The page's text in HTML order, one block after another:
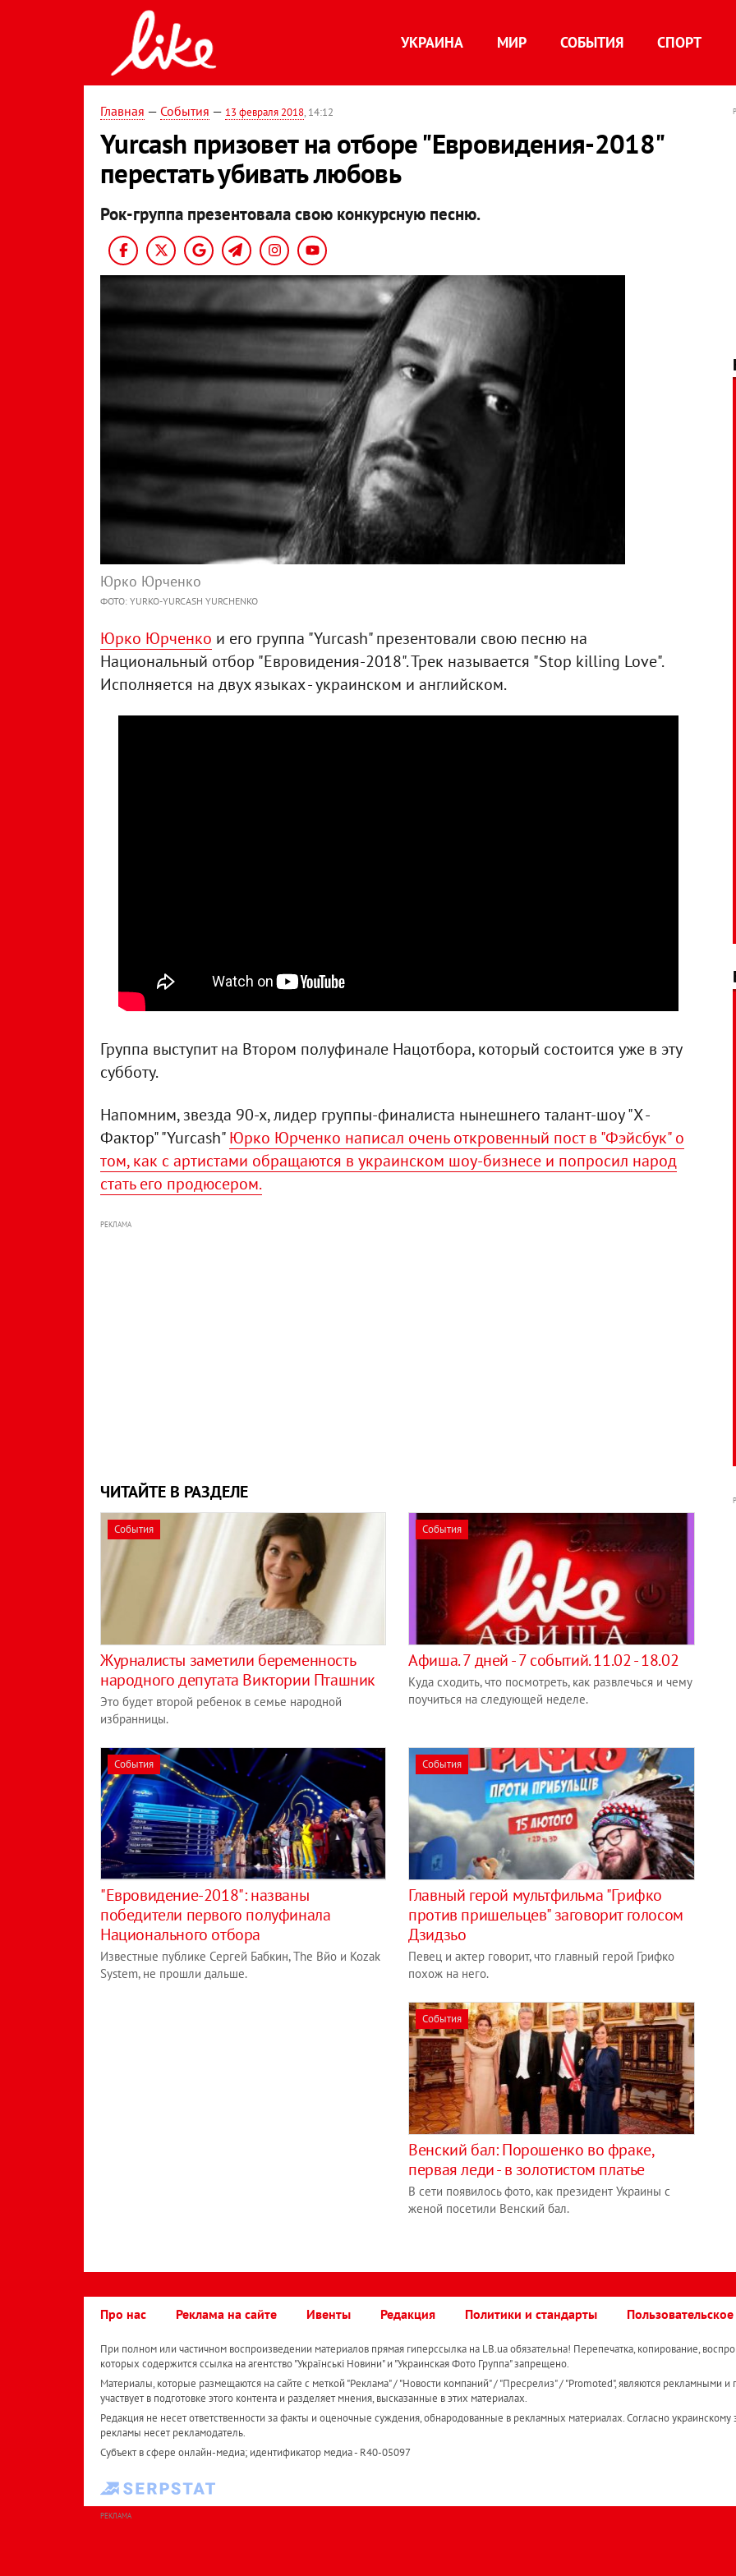
УКРАИНА МИР СОБЫТИЯ СПОРТ
Главная — События — 13 февраля 2018, 14:12
Yurcash призовет на отборе "Евровидения-2018"
перестать убивать любовь
Рок-группа презентовала свою конкурсную песню.
Юрко Юрченко
ФОТО: YURKO-YURCASH YURCHENKO
Юрко Юрченко и его группа "Yurcash" презентовали свою песню на
Национальный отбор "Евровидения-2018". Трек называется "Stop killing Love".
Исполняется на двух языках - украинском и английском.
Группа выступит на Втором полуфинале Нацотбора, который состоится уже в эту
субботу.
Напомним, звезда 90-х, лидер группы-финалиста нынешнего талант-шоу "Х -
Фактор" "Yurcash"Юрко Юрченко написал очень откровенный пост в "Фэйсбук" о
том, как с артистами обращаются в украинском шоу-бизнесе и попросил народ
стать его продюсером.
РЕКЛАМА
ЧИТАЙТЕ В РАЗДЕЛЕ
События
Журналисты заметили беременность
народного депутата Виктории Пташник
Это будет второй ребенок в семье народной
избранницы.
События
Афиша. 7 дней - 7 событий. 11.02 - 18.02
Куда сходить, что посмотреть, как развлечься и чему
поучиться на следующей неделе.
События
"Евровидение-2018": названы
победители первого полуфинала
Национального отбора
Известные публике Сергей Бабкин, The Вйо и Kozak
System, не прошли дальше.
События
Главный герой мультфильма "Грифко
против пришельцев" заговорит голосом
Дзидзьо
Певец и актер говорит, что главный герой Грифко
похож на него.
События
Венский бал: Порошенко во фраке,
первая леди - в золотистом платье
В сети появилось фото, как президент Украины с
женой посетили Венский бал.
Про нас Реклама на сайте Ивенты Редакция Политики и стандарты
При полном или частичном воспроизведении материалов прямая гиперссылка на LB.ua обязательна! Перепечатка, копирование,
которых содержится ссылка на агентство "Українськi Новини" и "Украинская Фото Группа" запрещено.
Материалы, которые размещаются на сайте с меткой "Реклама" / "Новости компаний" / "Пресрелиз" / "Promoted", являются рекламными и
участвует в подготовке этого контента и разделяет мнения, высказанные в этих материалах.
Редакция не несет ответственности за факты и оценочные суждения, обнародованные в рекламных материалах. Согласно украинскому
рекламы несет рекламодатель.
Субъект в сфере онлайн-медиа; идентификатор медиа - R40-05097
РЕКЛАМА